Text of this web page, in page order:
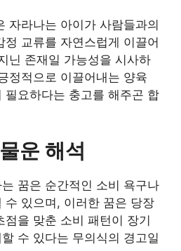
자라나는 아이가 사람들과의
정 교류를 자연스럽게 이끌어
닌 존재일 가능성을 시사하
정적으로 이끌어내는 양육
필요하다는 충고를 해주곤 합
운 해석
꿈은 순간적인 소비 욕구나
수 있으며, 이러한 꿈은 당장
점을 맞춘 소비 패턴이 장기
수 있다는 무의식의 경고일